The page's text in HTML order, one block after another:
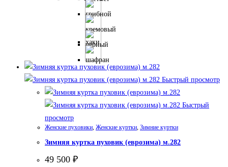
имеет
несколько
вариаций.
Опции
выбрать
на
странице
товара.
Быстрый просмотр
Быстрый
просмотр
Женские пуховики Женские куртки Зимние куртки
Зимняя куртка пуховик (еврозима) м.282
49 500 ₽